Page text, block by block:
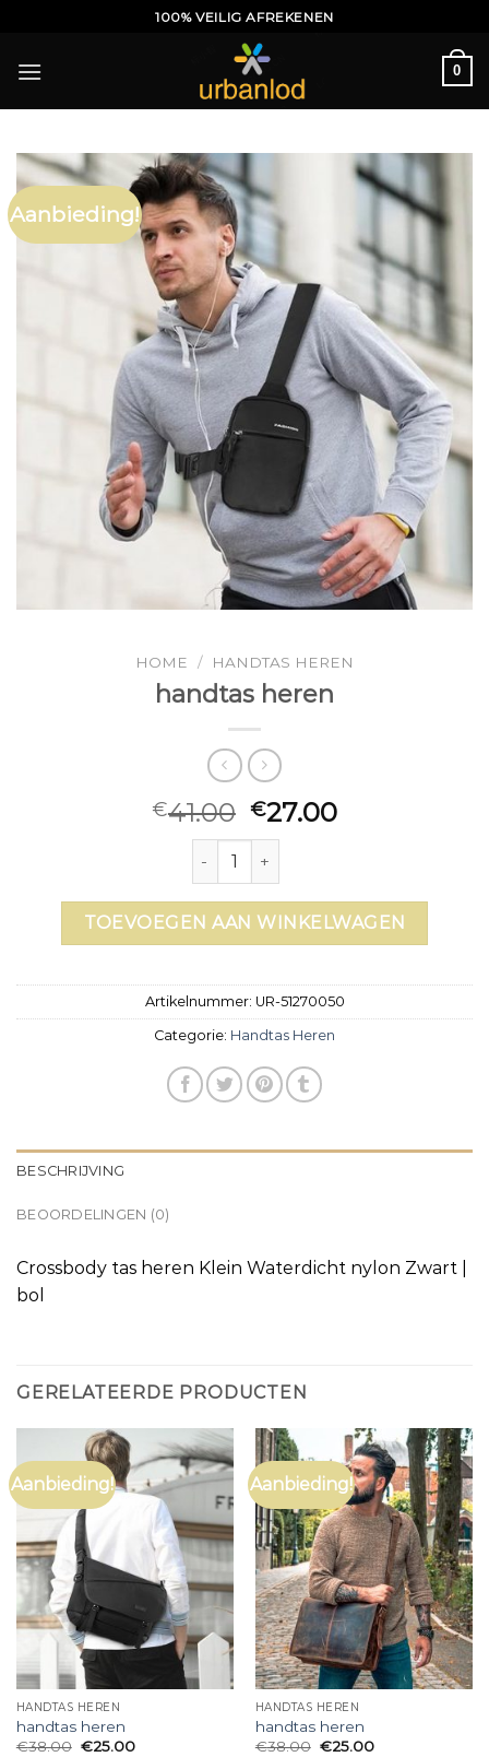
inhoud
100% VEILIG AFREKENEN
0
Aanbieding!
HOME / HANDTAS HEREN
handtas heren
€41.00 €27.00
handtas heren aantal
TOEVOEGEN AAN WINKELWAGEN
Artikelnummer: UR-51270050
Categorie: Handtas Heren
BESCHRIJVING
BEOORDELINGEN (0)
Crossbody tas heren Klein Waterdicht nylon Zwart |
bol
GERELATEERDE PRODUCTEN
Aanbieding!
HANDTAS HEREN
handtas heren
€38.00 €25.00
Aanbieding!
HANDTAS HEREN
handtas heren
€38.00 €25.00